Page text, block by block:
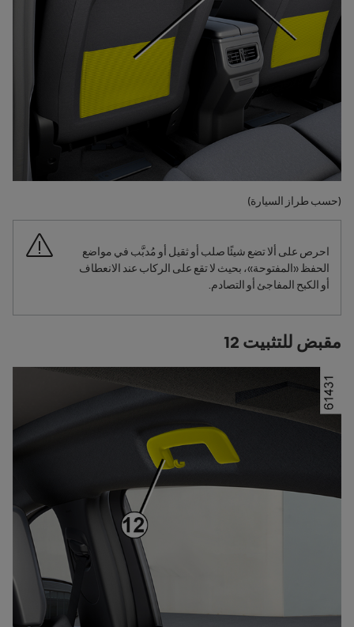
(حسب طراز السيارة)
احرص على ألا تضع شيئًا صلب أو ثقيل أو مُدبَّب في مواضع
الحفظ «المفتوحة»، بحيث لا تقع على الركاب عند الانعطاف
أو الكبح المفاجئ أو التصادم.
مقبض للتثبيت 12